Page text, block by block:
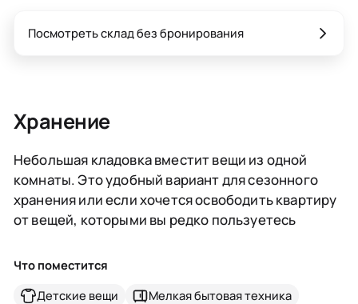
Хранение
Небольшая кладовка вместит вещи из одной
комнаты. Это удобный вариант для сезонного
хранения или если хочется освободить квартиру
от вещей, которыми вы редко пользуетесь
Что поместится
Детские вещи
Мелкая бытовая техника
Посмотреть склад без бронирования